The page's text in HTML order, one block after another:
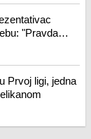
"Pravda
Prvoj ligi, jedna